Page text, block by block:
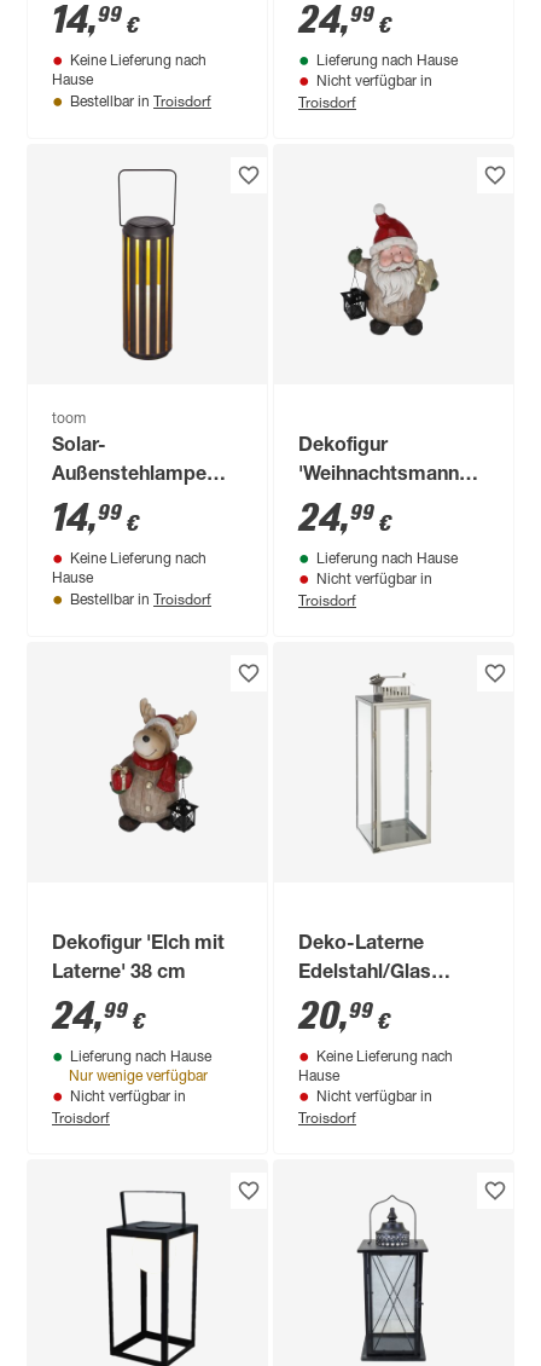
14,99 €
Keine Lieferung nach
Hause
Bestellbar in Troisdorf
warmweiß 37,5 x 5 x
37,5 cm
24,99 €
Lieferung nach Hause
Nicht verfügbar in
Troisdorf
toom
Solar-
Außenstehlampe
warmweiß IP 44 Ø
11 x 30 cm
14,99 €
Keine Lieferung nach
Hause
Bestellbar in Troisdorf
Dekofigur
'Weihnachtsmann
mit Laterne' 39 cm
24,99 €
Lieferung nach Hause
Nicht verfügbar in
Troisdorf
Dekofigur 'Elch mit
Laterne' 38 cm
24,99 €
Lieferung nach Hause
Nur wenige verfügbar
Nicht verfügbar in
Troisdorf
Deko-Laterne
Edelstahl/Glas
silbern 22 x 21 x 57,5
cm
20,99 €
Keine Lieferung nach
Hause
Nicht verfügbar in
Troisdorf